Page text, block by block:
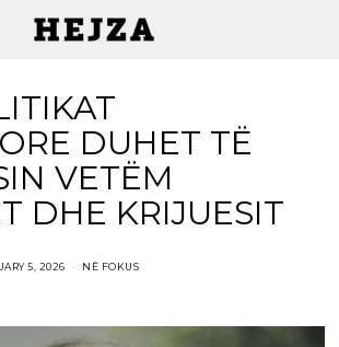
DUHET TË
VETËM
DHE KRIJUESIT
5, 2026 NË FOKUS